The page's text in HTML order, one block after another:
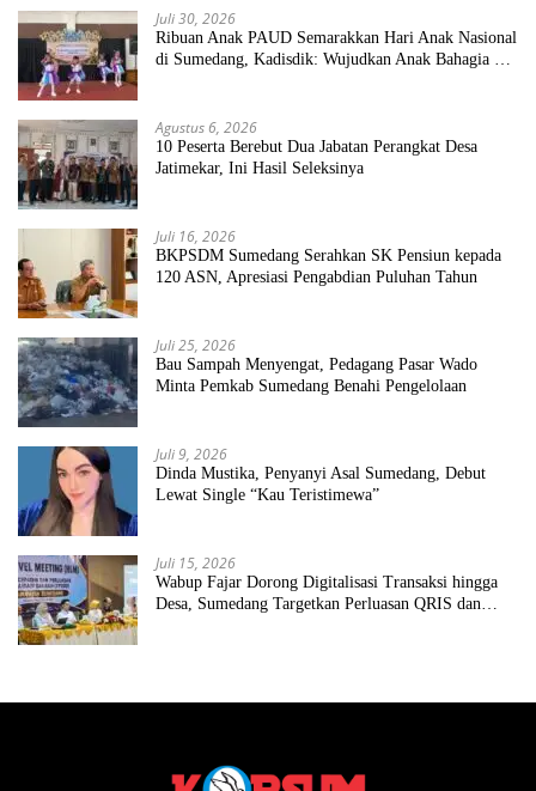
Juli 30, 2026
Ribuan Anak PAUD Semarakkan Hari Anak Nasional
di Sumedang, Kadisdik: Wujudkan Anak Bahagia dan
Agustus 6, 2026
10 Peserta Berebut Dua Jabatan Perangkat Desa
Jatimekar, Ini Hasil Seleksinya
Juli 16, 2026
BKPSDM Sumedang Serahkan SK Pensiun kepada
120 ASN, Apresiasi Pengabdian Puluhan Tahun
Juli 25, 2026
Bau Sampah Menyengat, Pedagang Pasar Wado
Minta Pemkab Sumedang Benahi Pengelolaan
Juli 9, 2026
Dinda Mustika, Penyanyi Asal Sumedang, Debut
Lewat Single “Kau Teristimewa”
Juli 15, 2026
Wabup Fajar Dorong Digitalisasi Transaksi hingga
Desa, Sumedang Targetkan Perluasan QRIS dan